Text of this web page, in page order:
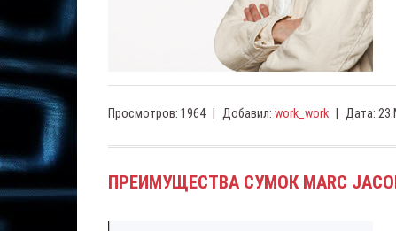
Просмотров: 1964 Добавил: work_work Дата:
ПРЕИМУЩЕСТВА СУМОК MARC